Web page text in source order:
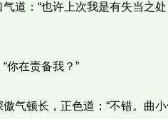
：“也许上次我是有失当之处
在责备我？”
顿长，正色道：“不错。曲小